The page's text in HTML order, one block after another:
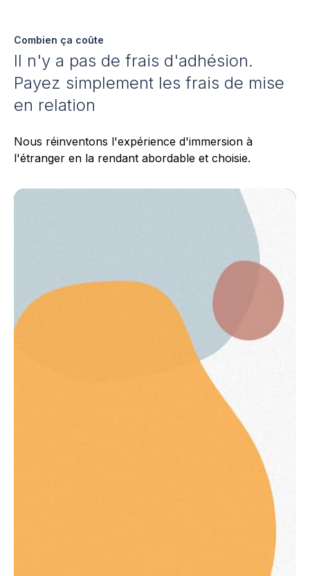
Combien ça coûte
Il n'y a pas de frais d'adhésion.
Payez simplement les frais de mise
en relation
Nous réinventons l'expérience d'immersion à
l'étranger en la rendant abordable et choisie.